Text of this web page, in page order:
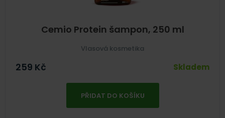
Cemio Protein šampon, 250 ml
Vlasová kosmetika
259 Kč Skladem
PŘIDAT DO KOŠÍKU